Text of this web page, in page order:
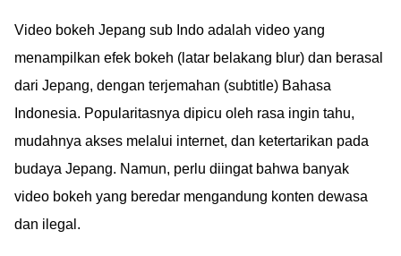
Video bokeh Jepang sub Indo adalah video yang
menampilkan efek bokeh (latar belakang blur) dan berasal
dari Jepang, dengan terjemahan (subtitle) Bahasa
Indonesia. Popularitasnya dipicu oleh rasa ingin tahu,
mudahnya akses melalui internet, dan ketertarikan pada
budaya Jepang. Namun, perlu diingat bahwa banyak
video bokeh yang beredar mengandung konten dewasa
dan ilegal.